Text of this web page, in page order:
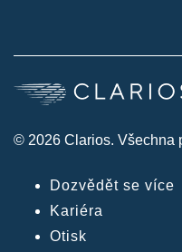
© 2026 Clarios. Všechna
Dozvědět se více
Kariéra
Otisk